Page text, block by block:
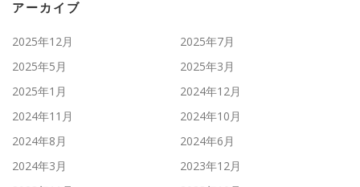
アーカイブ
2025年12月
2025年7月
2025年5月
2025年3月
2025年1月
2024年12月
2024年11月
2024年10月
2024年8月
2024年6月
2024年3月
2023年12月